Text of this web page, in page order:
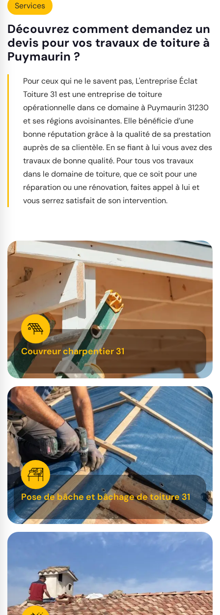
Services
Découvrez comment demandez un
devis pour vos travaux de toiture à
Puymaurin ?
Pour ceux qui ne le savent pas, L'entreprise Éclat
Toiture 31 est une entreprise de toiture
opérationnelle dans ce domaine à Puymaurin 31230
et ses régions avoisinantes. Elle bénéficie d’une
bonne réputation grâce à la qualité de sa prestation
auprès de sa clientèle. En se fiant à lui vous avez des
travaux de bonne qualité. Pour tous vos travaux
dans le domaine de toiture, que ce soit pour une
réparation ou une rénovation, faites appel à lui et
vous serrez satisfait de son intervention.
Couvreur charpentier 31
Pose de bâche et bâchage de toiture 31